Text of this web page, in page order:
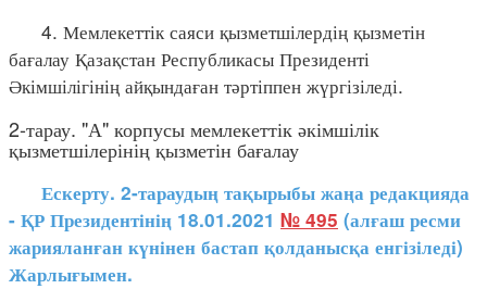
4. Мемлекеттік саяси қызметшілердің қызметін
бағалау Қазақстан Республикасы Президенті
Әкімшілігінің айқындаған тәртіппен жүргізіледі.
2-тарау. "А" корпусы мемлекеттік әкімшілік
қызметшілерінің қызметін бағалау
Ескерту. 2-тараудың тақырыбы жаңа редакцияда
- ҚР Президентінің 18.01.2021 № 495 (алғаш ресми
жарияланған күнінен бастап қолданысқа енгізіледі)
Жарлығымен.